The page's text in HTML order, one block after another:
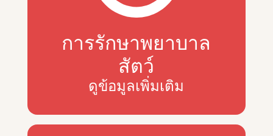
การรักษาพยาบาล
สัตว์
ดูข้อมูลเพิ่มเติม